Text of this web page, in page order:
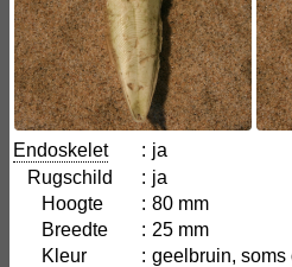
Endoskelet : ja
Rugschild
: ja
Hoogte
: 80 mm
Breedte
: 25 mm
Kleur
: geelbruin, soms